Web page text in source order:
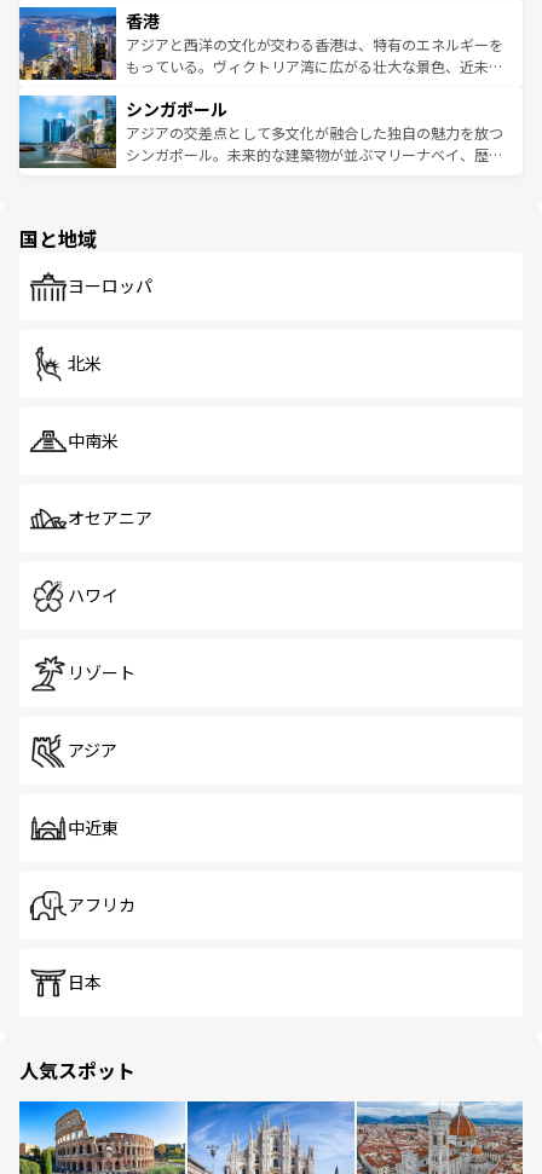
とつ。フォーやバインミー、ベトナムコーヒーなどは、ぜ
ひ現地で味わいたい。どの地域を訪れてもあたたかい人々
が旅行者を迎えてくれるので、きっと忘れられない旅にな
参照してほしい。
の活気が交差している。北部ではチェンマイなどの山岳地
帯で自然と触れ合い、南部ではプーケットやクラビの美し
いビーチでリゾート気分を楽しむことができる。タイ料理
激する。気候は一年中温暖で、どの季節にも異なる楽しみ
が待っている。親しみやすいタイの人々、仏教を中心とし
た文化、そして多様な観光資源が、訪れる旅人を魅了し続
香港
アジアと西洋の文化が交わる香港は、特有のエネルギーを
もっている。ヴィクトリア湾に広がる壮大な景色、近未来
み、どこを訪れても感動するはず。観光スポットが密集し
ており、効率よく見どころを回れるのも魅力。息をのむよ
うな絶景から文化的な体験まで、香港を存分に楽しみ尽く
シンガポール
アジアの交差点として多文化が融合した独自の魅力を放つ
シンガポール。未来的な建築物が並ぶマリーナベイ、歴史
で、ホーカーズは地元の風情を楽しめる外せないスポット
国と地域
ヨーロッパ
北米
中南米
オセアニア
ハワイ
リゾート
アジア
中近東
アフリカ
日本
人気スポット